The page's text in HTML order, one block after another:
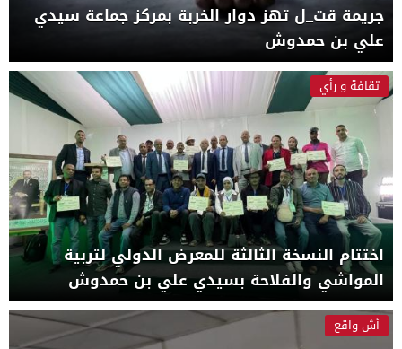
جريمة قت_ل تهز دوار الخربة بمركز جماعة سيدي
علي بن حمدوش
تقافة و رأي
اختتام النسخة الثالثة للمعرض الدولي لتربية
المواشي والفلاحة بسيدي علي بن حمدوش
أش واقع